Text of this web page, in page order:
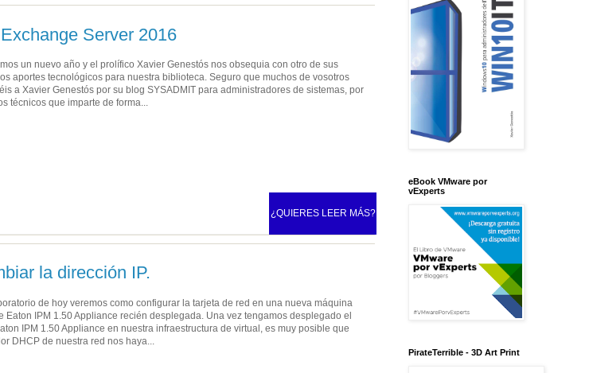
Server 2016
un nuevo año y el prolífico Xavier Genestós nos obsequia con otro de sus
aportes tecnológicos para nuestra biblioteca. Seguro que muchos de vosotros
a Xavier Genestós por su blog SYSADMIT para administradores de sistemas, por
técnicos que imparte de forma...
¿QUIERES LEER MÁS?
la dirección IP.
de hoy veremos como configurar la tarjeta de red en una nueva máquina
Eaton IPM 1.50 Appliance recién desplegada. Una vez tengamos desplegado el
IPM 1.50 Appliance en nuestra infraestructura de virtual, es muy posible que
DHCP de nuestra red nos haya...
eBook VMware por
vExperts
PirateTerrible - 3D Art Print